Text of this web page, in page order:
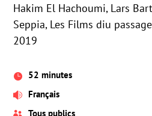
Hakim El Hachoumi, Lars
Seppia, Les Films diu
2019
 52 minutes
 Français
Tous publics